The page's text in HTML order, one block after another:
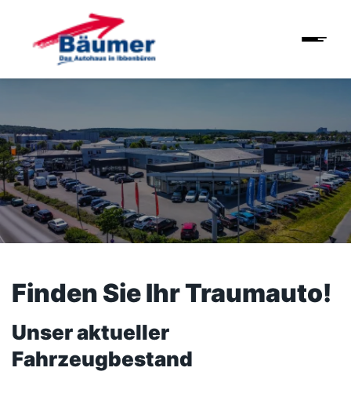
Finden Sie Ihr Traumauto!
Unser aktueller
Fahrzeugbestand